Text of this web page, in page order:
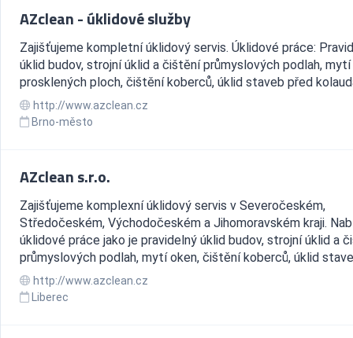
AZclean - úklidové služby
Zajišťujeme kompletní úklidový servis. Úklidové práce:
úklid budov, strojní úklid a čištění průmyslových podlah, mytí
prosklených ploch, čištění koberců, úklid staveb před
http://www.azclean.cz
Brno-město
AZclean s.r.o.
Zajišťujeme komplexní úklidový servis v Severočeském,
Středočeském, Východočeském a Jihomoravském kraji.
úklidové práce jako je pravidelný úklid budov, strojní úklid a
průmyslových podlah, mytí oken, čištění koberců, úklid
http://www.azclean.cz
Liberec